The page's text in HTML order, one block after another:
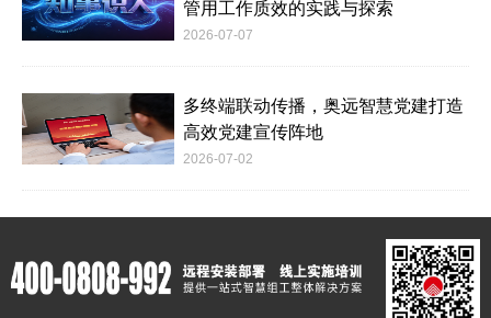
管用工作质效的实践与探索
2026-07-07
多终端联动传播，奥远智慧党建打造
高效党建宣传阵地
2026-07-02